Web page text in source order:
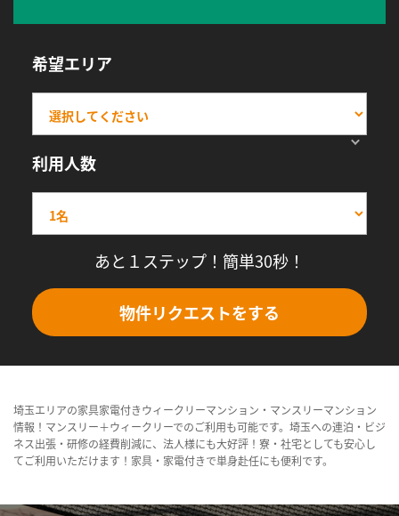
希望エリア
利用人数
あと１ステップ！簡単30秒！
物件リクエストをする
埼玉エリアの家具家電付きウィークリーマンション・マンスリーマンション
情報！マンスリー＋ウィークリーでのご利用も可能です。埼玉への連泊・ビジ
ネス出張・研修の経費削減に、法人様にも大好評！寮・社宅としても安心し
てご利用いただけます！家具・家電付きで単身赴任にも便利です。